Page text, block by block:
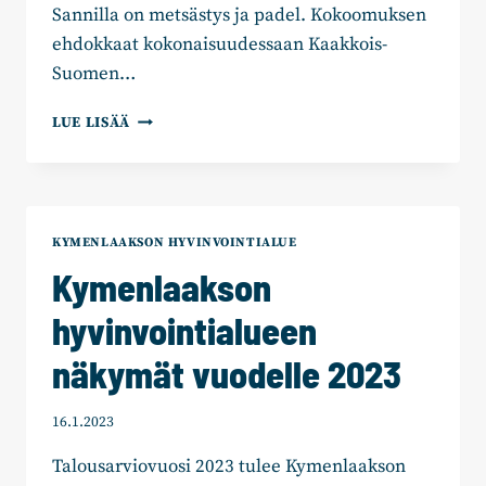
Sannilla on metsästys ja padel. Kokoomuksen
ehdokkaat kokonaisuudessaan Kaakkois-
Suomen…
LUE LISÄÄ KAAKKOIS-
KYMENLAAKSON HYVINVOINTIALUE
Kymenlaakson
hyvinvointialueen
näkymät vuodelle 2023
16.1.2023
Talousarviovuosi 2023 tulee Kymenlaakson